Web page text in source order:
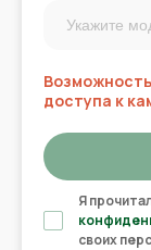
доступа к
Я
своих